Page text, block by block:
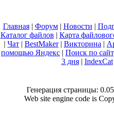
Главная| Форум| Новости |
Каталог файлов | Карта
| Чат | BestMaker| Викторина |
помощью Яндекс | Поиск по
3 дня| IndexCat
Генерация страницы:
Web site engine code is